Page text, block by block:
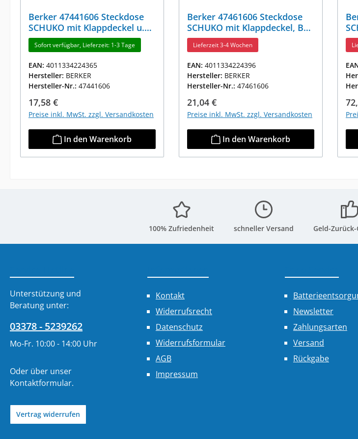
Berker 47441606 Steckdose
SCHUKO mit Klappdeckel u.
erh.BS B.3/B.7 Anthrazit, Matt
Sofort verfügbar, Lieferzeit: 1-3 Tage
EAN: 4011334224365
Hersteller: BERKER
Hersteller-Nr.: 47441606
Regulärer Preis:
17,58 €
Preise inkl. MwSt. zzgl. Versandkosten
In den Warenkorb
Berker 47461606 Steckdose
SCHUKO mit Klappdeckel, BSF
und erh.BS B.3/B.7 Anthrazit,
Matt
Lieferzeit 3-4 Wochen
EAN: 4011334224396
Hersteller: BERKER
Hersteller-Nr.: 47461606
Regulärer Preis:
21,04 €
Preise inkl. MwSt. zzgl. Versandkosten
In den Warenkorb
100% Zufriedenheit schneller Versand Geld-
Unterstützung und
Beratung unter:
03378 - 5239262
Mo-Fr. 10:00 - 14:00 Uhr
Oder über unser
Kontaktformular.
Vertrag widerrufen
Kontakt
Widerrufsrecht
Datenschutz
Widerrufsformular
AGB
Impressum
Newsletter
Zahlungsarten
Versand
Rückgabe